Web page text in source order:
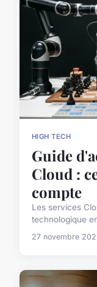
HIGH TECH
Guide
Cloud :
compte
Les services
technologique
27 novembre